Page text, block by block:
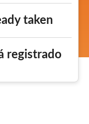
taken
registrado